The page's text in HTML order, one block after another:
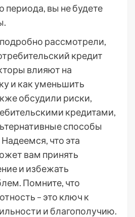
периода, вы не будете
рассмотрели,
кредит
влияют на
и как уменьшить
обсудили риски,
кредитами,
способы
что эта
вам принять
и избежать
Помните, что
– это ключ к
и благополучию.